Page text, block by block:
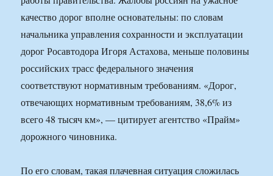
качество дорог вполне основательны: по словам
начальника управления сохранности и эксплуатации
дорог Росавтодора Игоря Астахова, меньше половины
российских трасс федерального значения
соответствуют нормативным требованиям. «Дорог,
отвечающих нормативным требованиям, 38,6% из
всего 48 тысяч км», — цитирует агентство «Прайм»
дорожного чиновника.
По его словам, такая плачевная ситуация сложилась